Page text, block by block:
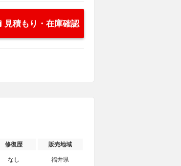
見積もり・在庫確認
修復歴 販売地域
なし 福井県